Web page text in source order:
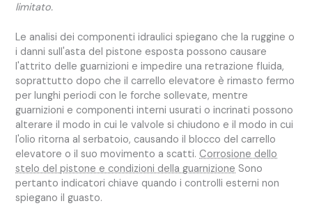
limitato.
Le analisi dei componenti idraulici spiegano che la ruggine o
i danni sull'asta del pistone esposta possono causare
l'attrito delle guarnizioni e impedire una retrazione fluida,
soprattutto dopo che il carrello elevatore è rimasto fermo
per lunghi periodi con le forche sollevate, mentre
guarnizioni e componenti interni usurati o incrinati possono
alterare il modo in cui le valvole si chiudono e il modo in cui
l'olio ritorna al serbatoio, causando il blocco del carrello
elevatore o il suo movimento a scatti.Corrosione dello
stelo del pistone e condizioni della guarnizione Sono
pertanto indicatori chiave quando i controlli esterni non
spiegano il guasto.